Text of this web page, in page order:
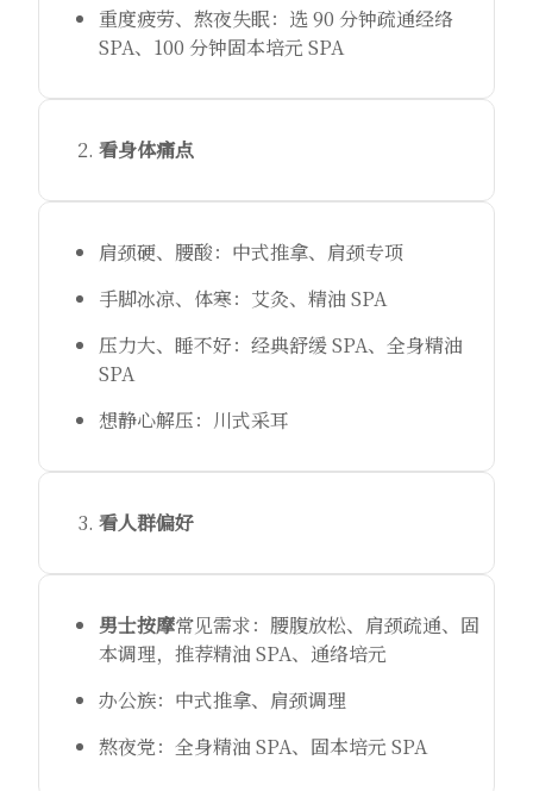
重度疲劳、熬夜失眠：选 90 分钟疏通经络
SPA、100 分钟固本培元 SPA
看身体痛点
肩颈硬、腰酸：中式推拿、肩颈专项
手脚冰凉、体寒：艾灸、精油 SPA
压力大、睡不好：经典舒缓 SPA、全身精油
SPA
想静心解压：川式采耳
看人群偏好
男士按摩常见需求：腰腹放松、肩颈疏通、固
本调理，推荐精油 SPA、通络培元
办公族：中式推拿、肩颈调理
熬夜党：全身精油 SPA、固本培元 SPA